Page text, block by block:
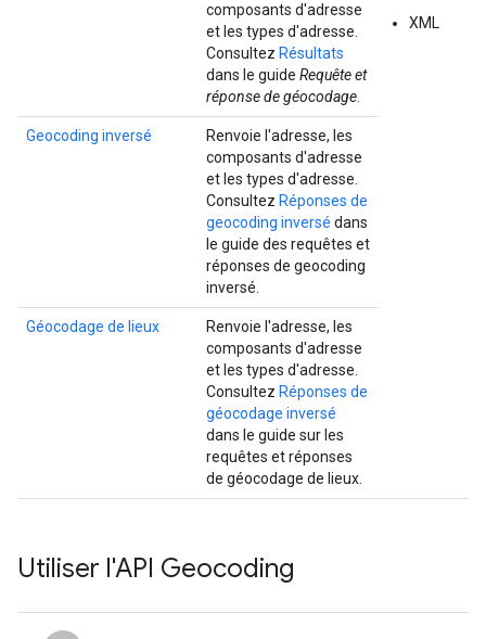
composants d'adresse
et les types d'adresse.
Consultez Résultats
dans le guide Requête et
réponse de géocodage
XML
Geocoding inversé
Renvoie l'adresse, les
composants d'adresse
et les types d'adresse.
Consultez Réponses de
geocoding inversé dans
le guide des requêtes et
réponses de geocoding
inversé.
Géocodage de lieux
Renvoie l'adresse, les
composants d'adresse
et les types d'adresse.
Consultez Réponses de
géocodage inversé
dans le guide sur les
requêtes et réponses
de géocodage de lieux.
Utiliser l'API Geocoding